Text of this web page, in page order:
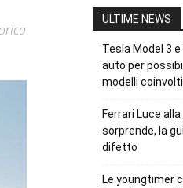
ULTIME NEWS
Tesla Model 3
auto per
modelli coinvolti
Ferrari Luce
sorprende, la
difetto
Le youngtimer